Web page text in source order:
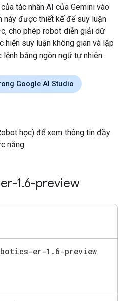
tác nhân AI của Gemini vào
này được thiết kế để suy luận
cho phép robot diễn giải dữ
hiện suy luận không gian và lập
bằng ngôn ngữ tự nhiên.
Google AI Studio
học) để xem thông tin đầy
năng.
1.6-preview
er-1 . 6-preview